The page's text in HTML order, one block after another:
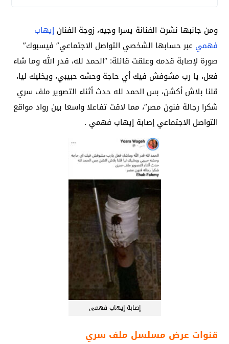
ومن جانبها نشرت الفنانة يسرا وجيه، زوجة الفنانإيهاب
فهمي عبر حسابها الشخصي التواصل الاجتماعي” فيسبوك”
صورة لإصابة قدمه وعلقت قائلة: “الحمد لله، قدر الله وما شاء
فعل، يا رب مشوفش فيك أي حاجة وحشه حبيبي، ويخليك ليا،
قلنا بلاش أكشن، بس الحمد لله حدث أثناء التصوير ملف سري
شكرا رجالة فنون مصر”، مما لاقت تفاعلا واسعا بين رواد مواقع
التواصل الاجتماعي إصابة إيهاب فهمي .
إصابة إيهاب فهمي
قنوات عرض مسلسل ملف سري